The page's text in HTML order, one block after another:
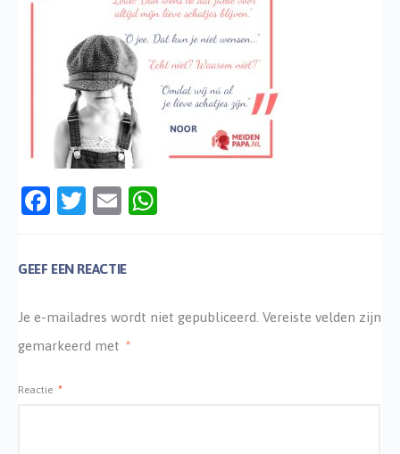
Facebook
Twitter
Email
GEEF EEN REACTIE
Je e-mailadres wordt niet gepubliceerd. Vereiste velden zijn
gemarkeerd met *
Reactie *